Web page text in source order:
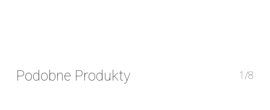
Podobne Produkty 1/8